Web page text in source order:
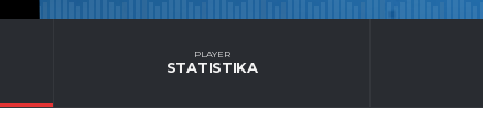
PLAYER
STATISTIKA